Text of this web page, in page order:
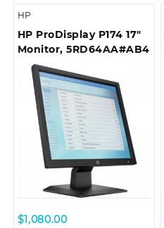
HP
HP ProDisplay P174 17″
Monitor, 5RD64AA#AB4
$1,080.00